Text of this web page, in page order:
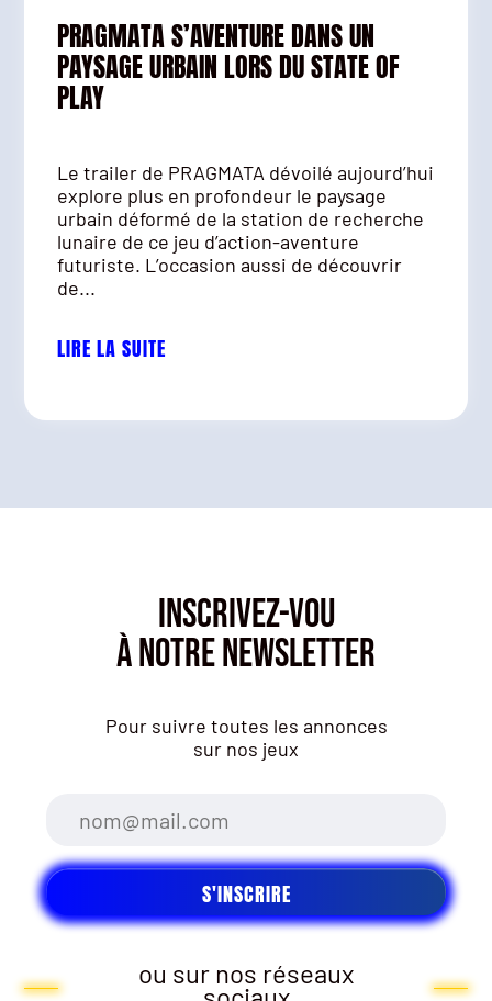
PRAGMATA S’AVENTURE DANS UN
PAYSAGE URBAIN LORS DU STATE OF
PLAY
Le trailer de PRAGMATA dévoilé aujourd’hui
explore plus en profondeur le paysage
urbain déformé de la station de recherche
lunaire de ce jeu d’action-aventure
futuriste. L’occasion aussi de découvrir
de...
LIRE LA SUITE
INSCRIVEZ-VOU
À NOTRE NEWSLETTER
Pour suivre toutes les annonces
sur nos jeux
ou sur nos réseaux